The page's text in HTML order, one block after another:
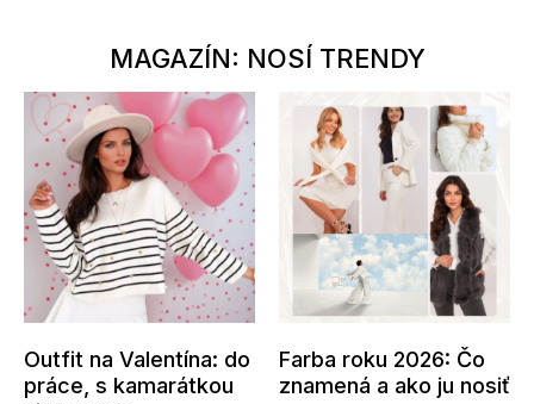
MAGAZÍN: NOSÍ TRENDY
Outfit na Valentína: do
práce, s kamarátkou
Farba roku 2026: Čo
znamená a ako ju nosiť